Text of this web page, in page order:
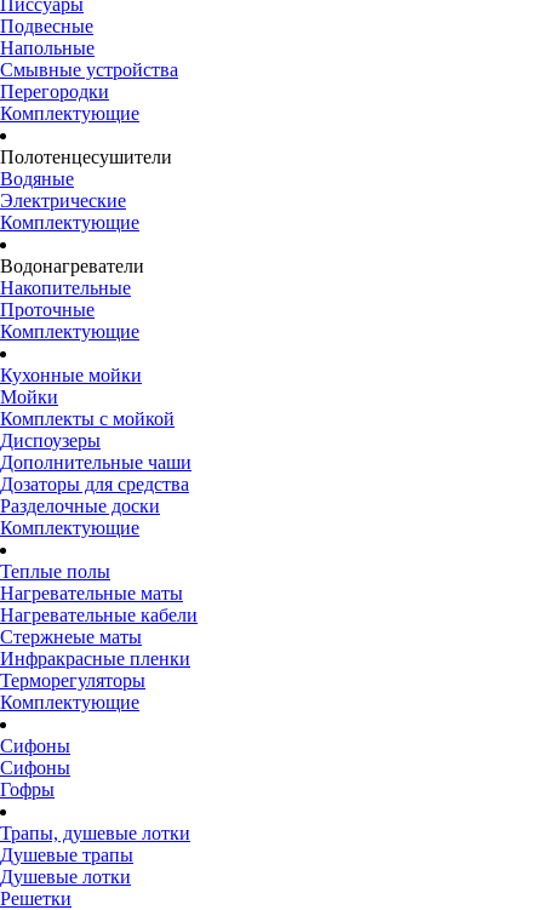
Писсуары
Подвесные
Напольные
Смывные устройства
Перегородки
Комплектующие
Полотенцесушители
Водяные
Электрические
Комплектующие
Водонагреватели
Накопительные
Проточные
Комплектующие
Кухонные мойки
Мойки
Комплекты с мойкой
Диспоузеры
Дополнительные чаши
Дозаторы для средства
Разделочные доски
Комплектующие
Теплые полы
Нагревательные маты
Нагревательные кабели
Стержнеые маты
Инфракрасные пленки
Терморегуляторы
Комплектующие
Сифоны
Сифоны
Гофры
Трапы, душевые лотки
Душевые трапы
Душевые лотки
Решетки